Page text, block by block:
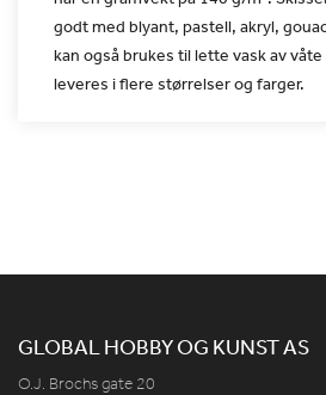
godt med blyant, pastell, akryl,
kan også brukes til lette vask av våte
leveres i flere størrelser og farger.
GLOBAL HOBBY OG KUNST AS
O.J. Brochs gate 20